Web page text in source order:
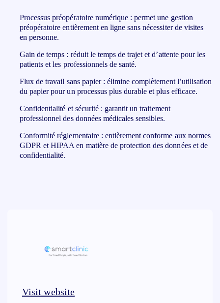
Processus préopératoire numérique : permet une gestion
préopératoire entièrement en ligne sans nécessiter de visites
en personne.
Gain de temps : réduit le temps de trajet et d’attente pour les
patients et les professionnels de santé.
Flux de travail sans papier : élimine complètement l’utilisation
du papier pour un processus plus durable et plus efficace.
Confidentialité et sécurité : garantit un traitement
professionnel des données médicales sensibles.
Conformité réglementaire : entièrement conforme aux normes
GDPR et HIPAA en matière de protection des données et de
confidentialité.
Visit website